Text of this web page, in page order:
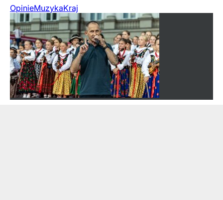
OpinieMuzykaKraj